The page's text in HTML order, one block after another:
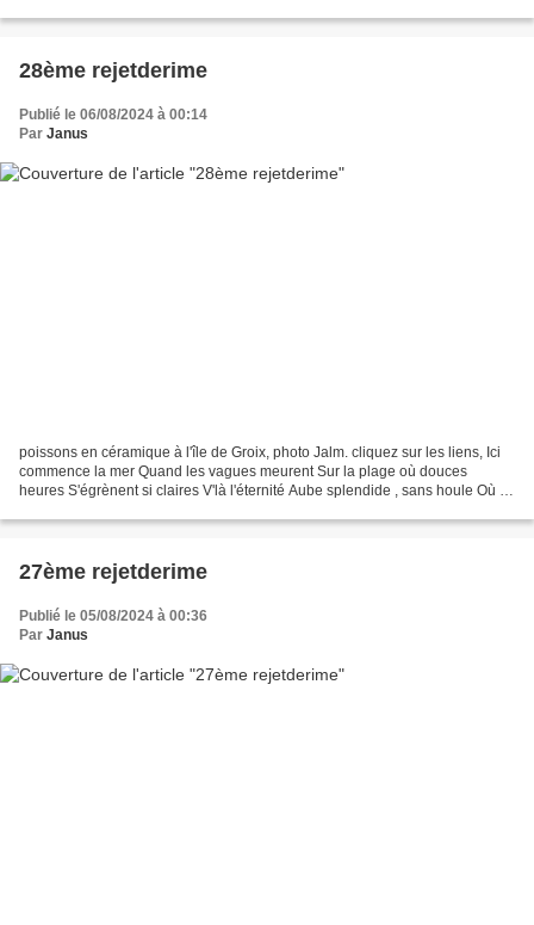
28ème rejetderime
Publié le 06/08/2024 à 00:14
Par Janus
poissons en céramique à l'île de Groix, photo Jalm. cliquez sur les liens, Ici
commence la mer Quand les vagues meurent Sur la plage où douces
heures S'égrènent si claires V'là l'éternité Aube splendide , sans houle Où la
27ème rejetderime
Publié le 05/08/2024 à 00:36
Par Janus